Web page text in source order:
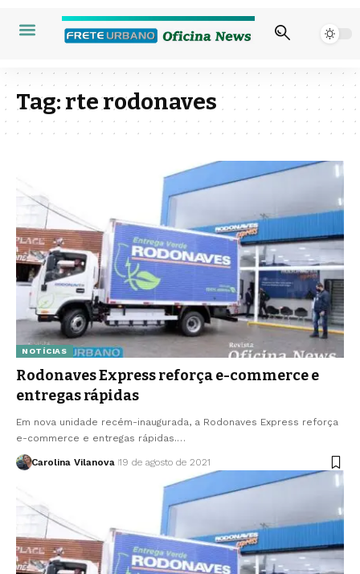
Tag:rte rodonaves
NOTÍCIAS
Rodonaves Express reforça e-commerce e
entregas rápidas
Em nova unidade recém-inaugurada, a Rodonaves Express reforça
e-commerce e entregas rápidas.…
Carolina Vilanova 19 de agosto de 2021